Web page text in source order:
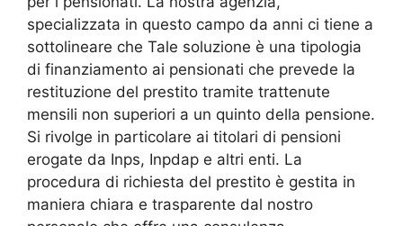
specializzata in questo campo da anni ci tiene a
sottolineare che Tale soluzione è una tipologia
di finanziamento ai pensionati che prevede la
restituzione del prestito tramite trattenute
mensili non superiori a un quinto della pensione.
Si rivolge in particolare ai titolari di pensioni
erogate da Inps, Inpdap e altri enti. La
procedura di richiesta del prestito è gestita in
maniera chiara e trasparente dal nostro